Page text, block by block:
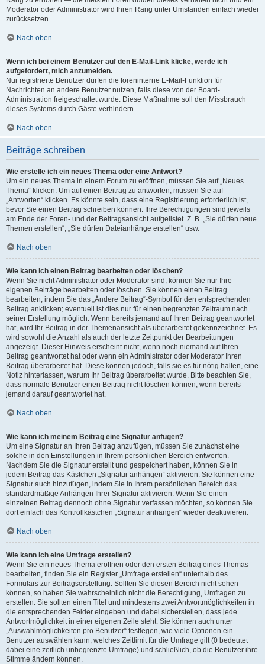
Moderator oder Administrator wird Ihren Rang unter Umständen einfach wieder
zurücksetzen.
Nach oben
Wenn ich bei einem Benutzer auf den E-Mail-Link klicke, werde ich
aufgefordert, mich anzumelden.
Nur registrierte Benutzer dürfen die foreninterne E-Mail-Funktion für
Nachrichten an andere Benutzer nutzen, falls diese von der Board-
Administration freigeschaltet wurde. Diese Maßnahme soll den Missbrauch
dieses Systems durch Gäste verhindern.
Nach oben
Beiträge schreiben
Wie erstelle ich ein neues Thema oder eine Antwort?
Um ein neues Thema in einem Forum zu eröffnen, müssen Sie auf „Neues
Thema“ klicken. Um auf einen Beitrag zu antworten, müssen Sie auf
„Antworten“ klicken. Es könnte sein, dass eine Registrierung erforderlich ist,
bevor Sie einen Beitrag schreiben können. Ihre Berechtigungen sind jeweils
am Ende der Foren- und der Beitragsansicht aufgelistet. Z. B. „Sie dürfen neue
Themen erstellen“, „Sie dürfen Dateianhänge erstellen“ usw.
Nach oben
Wie kann ich einen Beitrag bearbeiten oder löschen?
Wenn Sie nicht Administrator oder Moderator sind, können Sie nur Ihre
eigenen Beiträge bearbeiten oder löschen. Sie können einen Beitrag
bearbeiten, indem Sie das „Ändere Beitrag“-Symbol für den entsprechenden
Beitrag anklicken; eventuell ist dies nur für einen begrenzten Zeitraum nach
seiner Erstellung möglich. Wenn bereits jemand auf Ihren Beitrag geantwortet
hat, wird Ihr Beitrag in der Themenansicht als überarbeitet gekennzeichnet. Es
wird sowohl die Anzahl als auch der letzte Zeitpunkt der Bearbeitungen
angezeigt. Dieser Hinweis erscheint nicht, wenn noch niemand auf Ihren
Beitrag geantwortet hat oder wenn ein Administrator oder Moderator Ihren
Beitrag überarbeitet hat. Diese können jedoch, falls sie es für nötig halten, eine
Notiz hinterlassen, warum Ihr Beitrag überarbeitet wurde. Bitte beachten Sie,
dass normale Benutzer einen Beitrag nicht löschen können, wenn bereits
jemand darauf geantwortet hat.
Nach oben
Wie kann ich meinem Beitrag eine Signatur anfügen?
Um eine Signatur an Ihren Beitrag anzufügen, müssen Sie zunächst eine
solche in den Einstellungen in Ihrem persönlichen Bereich entwerfen.
Nachdem Sie die Signatur erstellt und gespeichert haben, können Sie in
jedem Beitrag das Kästchen „Signatur anhängen“ aktivieren. Sie können eine
Signatur auch hinzufügen, indem Sie in Ihrem persönlichen Bereich das
standardmäßige Anhängen Ihrer Signatur aktivieren. Wenn Sie einen
einzelnen Beitrag dennoch ohne Signatur verfassen möchten, so können Sie
dort einfach das Kontrollkästchen „Signatur anhängen“ wieder deaktivieren.
Nach oben
Wie kann ich eine Umfrage erstellen?
Wenn Sie ein neues Thema eröffnen oder den ersten Beitrag eines Themas
bearbeiten, finden Sie ein Register „Umfrage erstellen“ unterhalb des
Formulars zur Beitragserstellung. Sollten Sie diesen Bereich nicht sehen
können, so haben Sie wahrscheinlich nicht die Berechtigung, Umfragen zu
erstellen. Sie sollten einen Titel und mindestens zwei Antwortmöglichkeiten in
die entsprechenden Felder eingeben und dabei sicherstellen, dass jede
Antwortmöglichkeit in einer eigenen Zeile steht. Sie können auch unter
„Auswahlmöglichkeiten pro Benutzer“ festlegen, wie viele Optionen ein
Benutzer auswählen kann, welches Zeitlimit für die Umfrage gilt (0 bedeutet
dabei eine zeitlich unbegrenzte Umfrage) und schließlich, ob die Benutzer ihre
Stimme ändern können.